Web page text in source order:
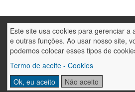
Este site usa cookies para gerenciar a
e outras funções. Ao usar nosso site,
podemos colocar esses tipos de
Termo de aceite - Cookies
Ok, eu aceito
Não aceito